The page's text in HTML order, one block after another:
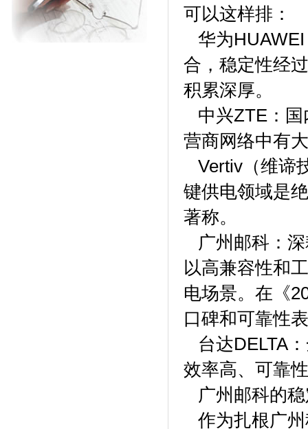
可以这样排：
华为
合，稳定性经
积累深厚。
中兴ZTE：国
营商网络中有
Vertiv（维谛
键供电领域是
著称。
广州邮科：
以高兼容性和
电场景。在《
口碑和可靠性
台达DELTA
效率高、可靠
广州邮科的稳
作为扎根广